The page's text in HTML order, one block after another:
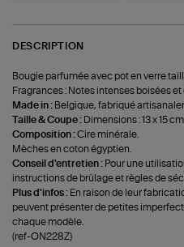
DESCRIPTION
Bougie parfumée avec pot en verre
Fragrances : Notes intenses boisées
Made in : Belgique, fabriqué
Taille & Coupe : Dimensions : 13 x 15 cm.
Composition :Cire minérale.
Mèches en coton égyptien.
Conseil d'entretien : Pour une
instructions de brûlage et règles de
Plus d'infos : En raison de leur
peuvent présenter de petites
chaque modèle.
(ref-ON228Z)